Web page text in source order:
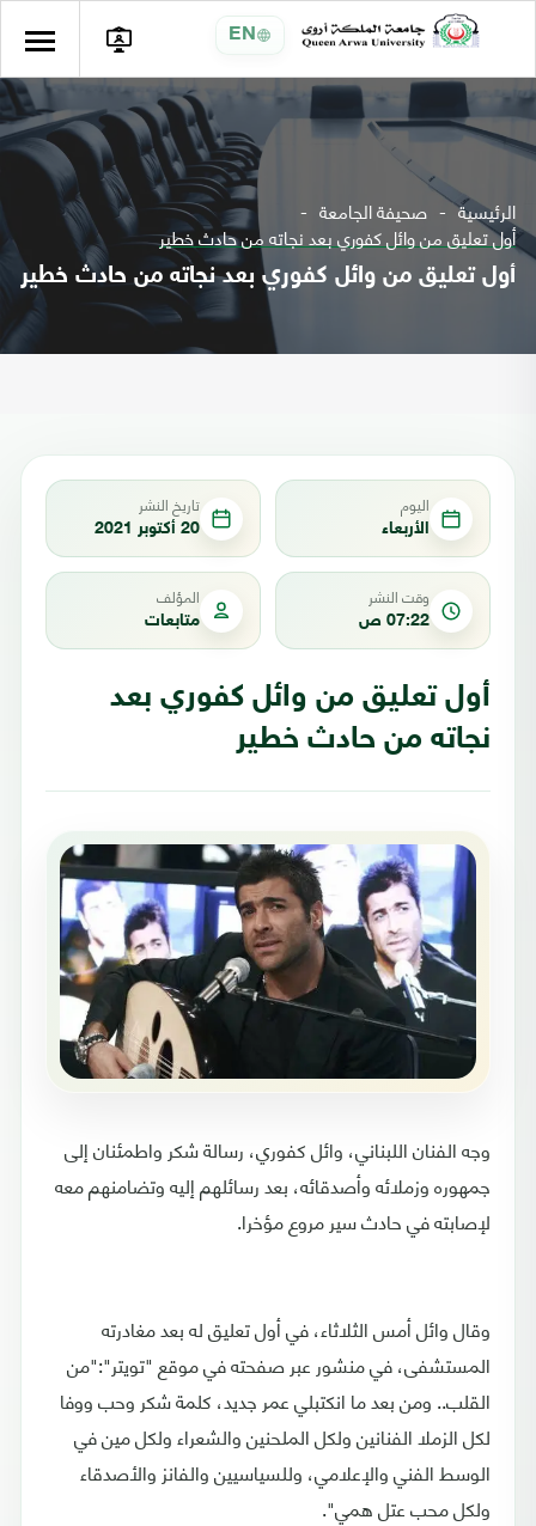
EN
الرئيسية صحيفة الجامعة
أول تعليق من وائل كفوري بعد نجاته من حادث خطير
أول تعليق من وائل كفوري بعد نجاته من حادث خطير
اليوم
الأربعاء
تاريخ النشر
20 أكتوبر 2021
وقت النشر
07:22 ص
المؤلف
متابعات
أول تعليق من وائل كفوري بعد
نجاته من حادث خطير
وجه الفنان اللبناني، وائل كفوري، رسالة شكر واطمئنان إلى
جمهوره وزملائه وأصدقائه، بعد رسائلهم إليه وتضامنهم معه
لإصابته في حادث سير مروع مؤخرا.
وقال وائل أمس الثلاثاء، في أول تعليق له بعد مغادرته
المستشفى، في منشور عبر صفحته في موقع "تويتر":"من
القلب.. ومن بعد ما انكتبلي عمر جديد، كلمة شكر وحب ووفا
لكل الزملا الفنانين ولكل الملحنين والشعراء ولكل مين في
الوسط الفني والإعلامي، وللسياسيين والفانز والأصدقاء
ولكل محب عتل همي".